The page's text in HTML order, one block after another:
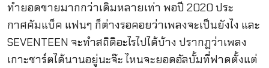
ทำยอดขายมากกว่าเดิมหลายเท่า พอปี 2020 ประ
กาศคัมแบ็ค แฟนๆ ก็ต่างรอคอยว่าเพลงจะเป็นยังไง และ
SEVENTEEN จะทำสถิติอะไรไปได้บ้าง ปรากฏว่าเพลง
เกาะชาร์ตได้นานอยู่นะจ๊ะ ไหนจะยอดอัลบั้มที่ฟาดตั้งแต่